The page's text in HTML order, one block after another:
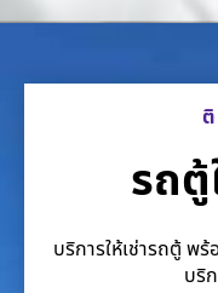
รถตู้
บริการให้เช่ารถตู้ พ
บริ